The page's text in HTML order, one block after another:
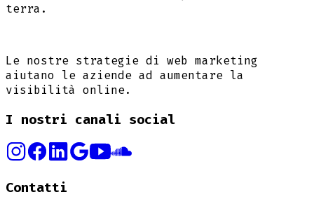
terra.
Le nostre strategie di web marketing
aiutano le aziende ad aumentare la
visibilità online.
I nostri canali social
Contatti